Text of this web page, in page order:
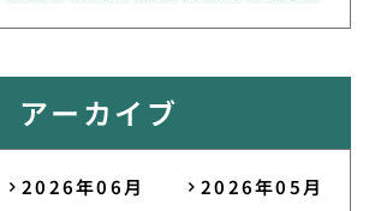
アーカイブ
2026年06月
2026年05月